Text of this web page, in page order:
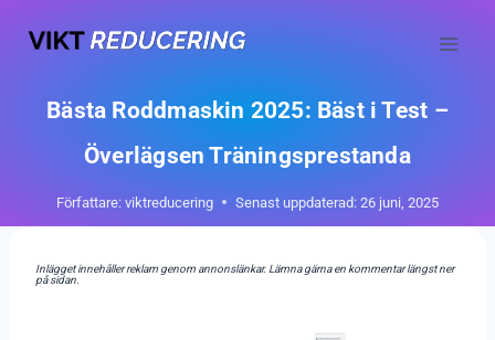
Bästa Roddmaskin 2025: Bäst i Test –
Överlägsen Träningsprestanda
Författare: viktreducering Senast uppdaterad: 26 juni, 2025
Inlägget innehåller reklam genom annonslänkar. Lämna gärna en kommentar längst ner
på sidan.